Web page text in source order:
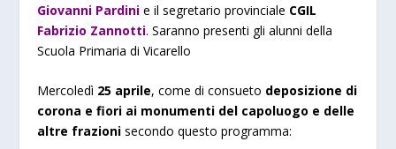
Giovanni Pardini e il segretario provinciale CGIL
Fabrizio Zannotti. Saranno presenti gli alunni della
Scuola Primaria di Vicarello
Mercoledì 25 aprile, come di consueto deposizione di
corona e fiori ai monumenti del capoluogo e delle
altre frazioni secondo questo programma: